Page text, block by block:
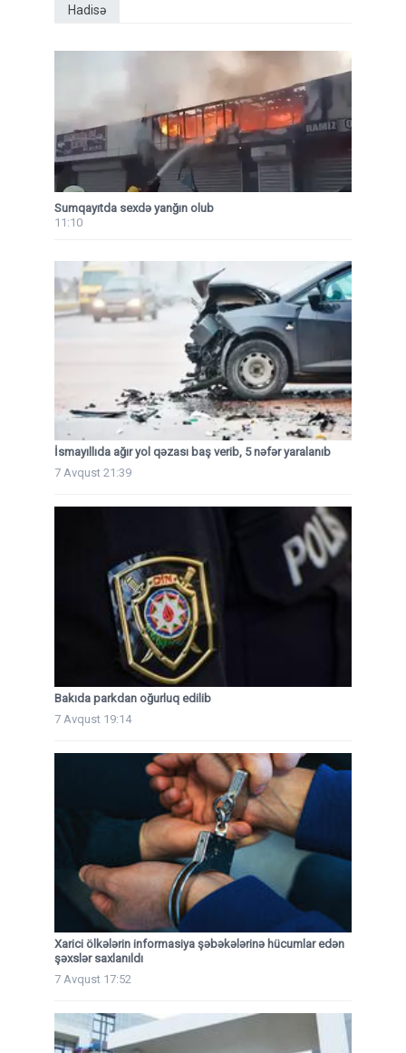
Hadisə
Sumqayıtda sexdə yanğın olub
11:10
İsmayıllıda ağır yol qəzası baş verib, 5 nəfər yaralanıb
7 Avqust 21:39
Bakıda parkdan oğurluq edilib
7 Avqust 19:14
Xarici ölkələrin informasiya şəbəkələrinə hücumlar edən
şəxslər saxlanıldı
7 Avqust 17:52